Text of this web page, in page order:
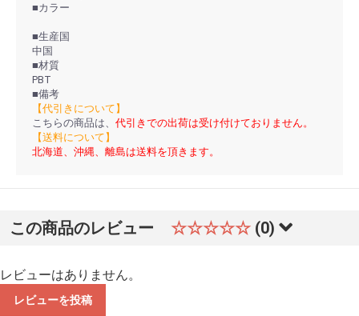
■カラー
■生産国
中国
■材質
PBT
■備考
【代引きについて】
こちらの商品は、 代引きでの出荷は受け付けておりません。
【送料について】
北海道、沖縄、離島は送料を頂きます。
この商品のレビュー ☆☆☆☆☆ (0)
レビューはありません。
レビューを投稿